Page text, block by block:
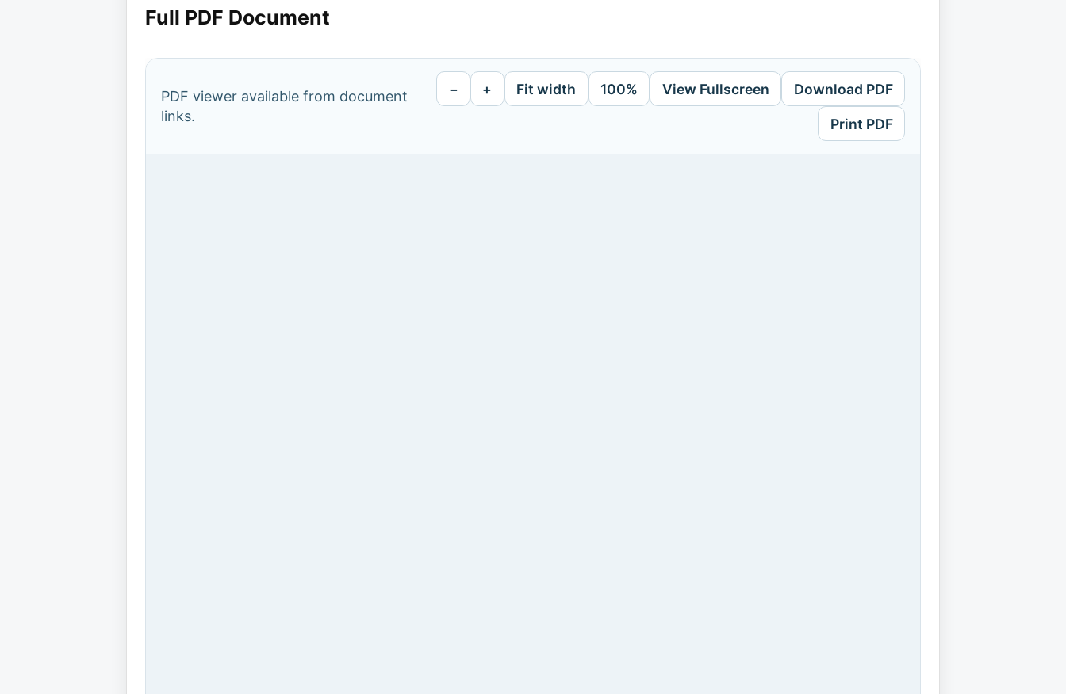
Full PDF Document
PDF viewer available from document
links.
− + Fit width 100% View Fullscreen Download PDF
Print PDF